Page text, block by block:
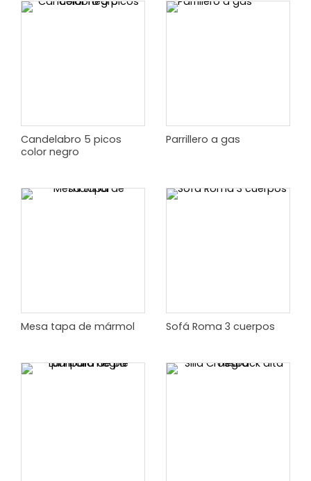
Candelabro 5 picos
color negro
Parrillero a gas
Mesa tapa de mármol Sofá Roma 3 cuerpos